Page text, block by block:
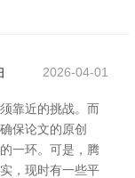
2026-04-01
靠近的挑战。而
保论文的原创
一环。可是，腾
，现时有一些平